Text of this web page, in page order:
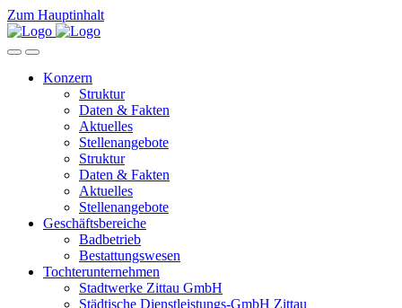
Zum Hauptinhalt
Konzern
Struktur
Daten & Fakten
Aktuelles
Stellenangebote
Struktur
Daten & Fakten
Aktuelles
Stellenangebote
Geschäftsbereiche
Badbetrieb
Bestattungswesen
Tochterunternehmen
Stadtwerke Zittau GmbH
Städtische Dienstleistungs-GmbH Zittau